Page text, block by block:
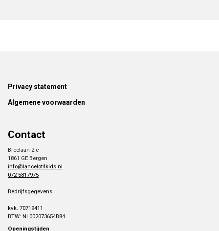
Footer
Privacy statement
Algemene voorwaarden
Contact
Breelaan 2 c
1861 GE Bergen
info@lancelot4kids.nl
072-5817975
Bedrijfsgegevens
kvk. 70719411
BTW: NL002073654B84
Openingstijden